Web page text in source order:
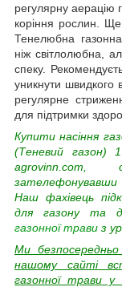
регулярну аерацію
коріння рослин.
Тенелюбна
ніж світлолюбна,
спеку.
уникнути швидкого
регулярне
для підтримки
Купити насіння
(Теневий газон)
agrovinn.com,
Наш фахівець
для газону та
газонної трави з
Ми
нашому сайті
газонної трави